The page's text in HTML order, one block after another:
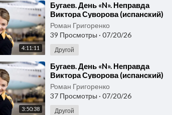
4:11:11
⁣Бугаев. День «N». Неправда
Виктора Суворова (испанский)
4.mp3
Роман Григоренко
39 Просмотры · 07/20/26
Другой
3:50:38
⁣Бугаев. День «N». Неправда
Виктора Суворова (испанский)
3.mp3
Роман Григоренко
37 Просмотры · 07/20/26
Другой